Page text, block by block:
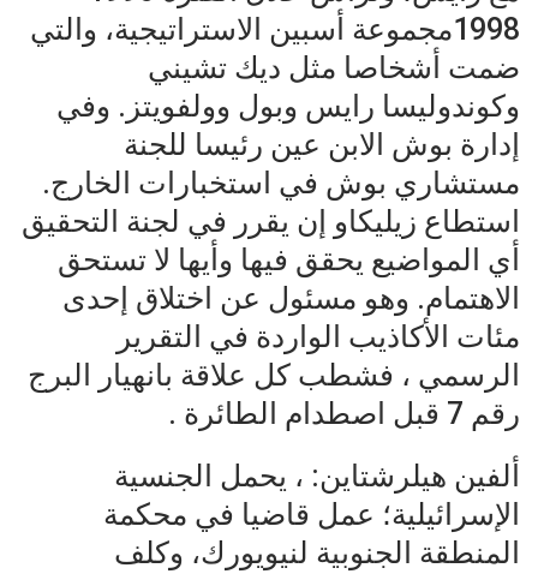
1998مجموعة أسبين الاستراتيجية، والتي
ضمت أشخاصا مثل ديك تشيني
وكوندوليسا رايس وبول وولفويتز. وفي
إدارة بوش الابن عين رئيسا للجنة
مستشاري بوش في استخبارات الخارج.
استطاع زيليكاو إن يقرر في لجنة التحقيق
أي المواضيع يحقق فيها وأيها لا تستحق
الاهتمام. وهو مسئول عن اختلاق إحدى
مئات الأكاذيب الواردة في التقرير
الرسمي ، فشطب كل علاقة بانهيار البرج
رقم 7 قبل اصطدام الطائرة .
ألفين هيلرشتاين: ، يحمل الجنسية
الإسرائيلية؛ عمل قاضيا في محكمة
المنطقة الجنوبية لنيويورك، وكلف